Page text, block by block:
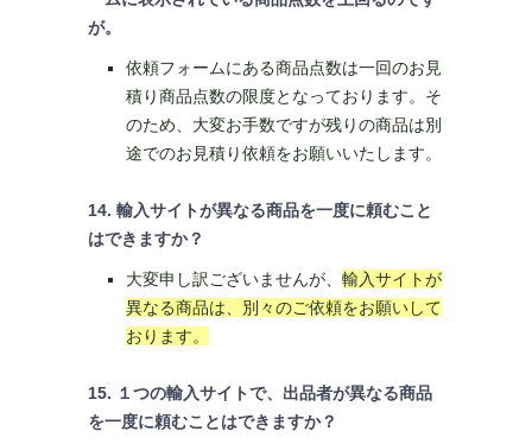
が。
依頼フォームにある商品点数は一回のお見
積り商品点数の限度となっております。そ
のため、大変お手数ですが残りの商品は別
途でのお見積り依頼をお願いいたします。
14. 輸入サイトが異なる商品を一度に頼むこと
はできますか？
大変申し訳ございませんが、 輸入サイトが
異なる商品は、別々のご依頼をお願いして
おります。
15. １つの輸入サイトで、出品者が異なる商品
を一度に頼むことはできますか？